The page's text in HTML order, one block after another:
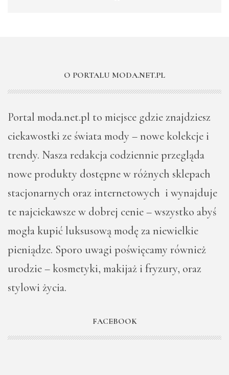
O PORTALU MODA.NET.PL
Portal moda.net.pl to miejsce gdzie znajdziesz
ciekawostki ze świata mody – nowe kolekcje i
trendy. Nasza redakcja codziennie przegląda
nowe produkty dostępne w różnych sklepach
stacjonarnych oraz internetowych i wynajduje
te najciekawsze w dobrej cenie – wszystko abyś
mogła kupić luksusową modę za niewielkie
pieniądze. Sporo uwagi poświęcamy również
urodzie – kosmetyki, makijaż i fryzury, oraz
stylowi życia.
FACEBOOK